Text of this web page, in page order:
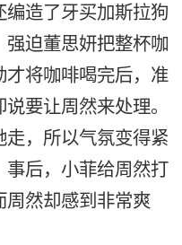
造了牙买加斯拉狗
迫董思妍把整杯咖
将咖啡喝完后，准
要让周然来处理。
，所以气氛变得紧
事后，小菲给周然打
周然却感到非常爽